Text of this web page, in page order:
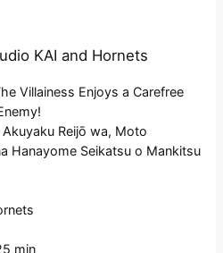
KAI and Hornets
Villainess Enjoys a Carefree
Reijō wa, Moto
Hanayome Seikatsu o Mankitsu
min